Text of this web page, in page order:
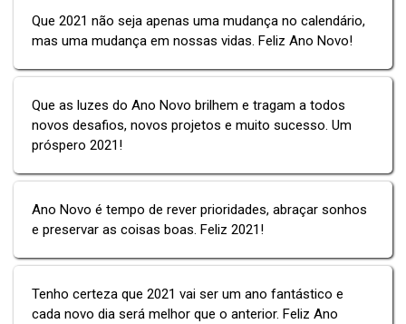
Que 2021 não seja apenas uma mudança no calendário,
mas uma mudança em nossas vidas. Feliz Ano Novo!
Que as luzes do Ano Novo brilhem e tragam a todos
novos desafios, novos projetos e muito sucesso. Um
próspero 2021!
Ano Novo é tempo de rever prioridades, abraçar sonhos
e preservar as coisas boas. Feliz 2021!
Tenho certeza que 2021 vai ser um ano fantástico e
cada novo dia será melhor que o anterior. Feliz Ano